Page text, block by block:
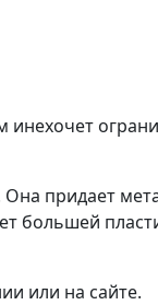
придает
большей
или на сайте.